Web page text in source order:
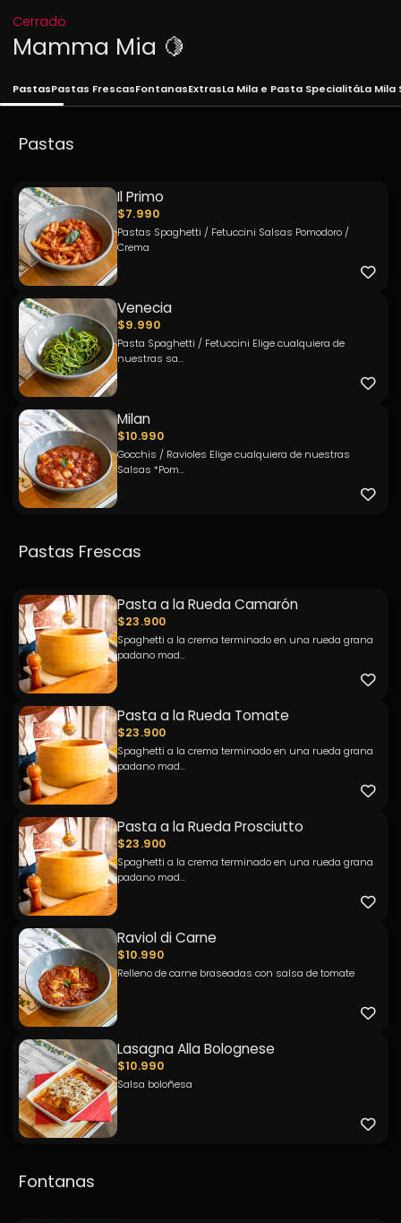
Cerrado
Mamma Mia 🍋
PastasPastas FrescasFontanasExtrasLa Mila e Pasta SpecialitáLa
Pastas
Il Primo
$7.990
Pastas Spaghetti / Fetuccini Salsas Pomodoro /
Crema
Venecia
$9.990
Pasta Spaghetti / Fetuccini Elige cualquiera de
nuestras sa...
Milan
$10.990
Gocchis / Ravioles Elige cualquiera de nuestras
Salsas *Pom...
Pastas Frescas
Pasta a la Rueda Camarón
$23.900
Spaghetti a la crema terminado en una rueda grana
padano mad...
Pasta a la Rueda Tomate
$23.900
Spaghetti a la crema terminado en una rueda grana
padano mad...
Pasta a la Rueda Prosciutto
$23.900
Spaghetti a la crema terminado en una rueda grana
padano mad...
Raviol di Carne
$10.990
Relleno de carne braseadas con salsa de tomate
Lasagna Alla Bolognese
$10.990
Salsa boloñesa
Fontanas